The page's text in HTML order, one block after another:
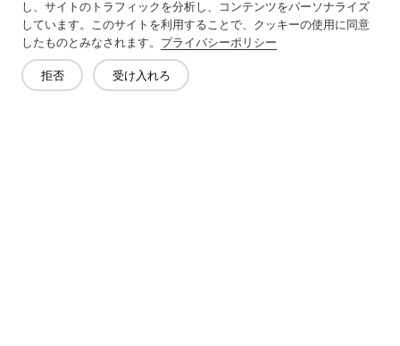
し、サイトのトラフィックを分析し、コンテンツをパーソナライズ
しています。このサイトを利用することで、クッキーの使用に同意
したものとみなされます。 プライバシーポリシー
拒否 受け入れろ
お問い合わせ
質問がありますか?答えはあります!